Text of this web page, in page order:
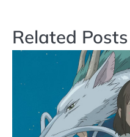
Related Posts